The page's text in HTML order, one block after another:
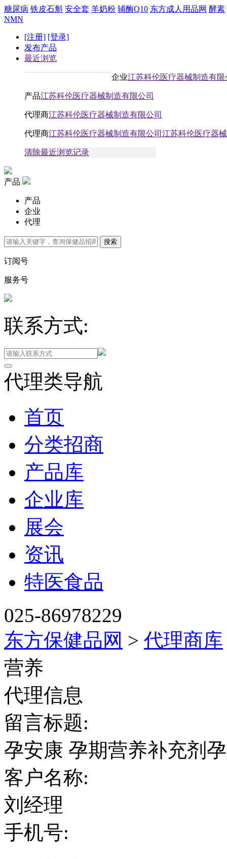
糖尿病 铁皮石斛 安全套 羊奶粉 辅酶Q10 东方成人用品网 酵素
NMN
[注册] [登录]
发布产品
最近浏览
企业江苏科伦医疗器械制造有限
产品江苏科伦医疗器械制造有限公司
代理商江苏科伦医疗器械制造有限公司
代理商江苏科伦医疗器械制造有限公司江苏科伦医疗器
清除最近浏览记录
产品
产品
企业
代理
订阅号
服务号
联系方式:
代理类导航
首页
分类招商
产品库
企业库
展会
资讯
特医食品
025-86978229
东方保健品网 > 代理商库
营养
代理信息
留言标题:
孕安康 孕期营养补充剂
客户名称:
刘经理
手机号: